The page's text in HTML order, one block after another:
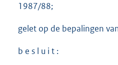
1987/88;
gelet op de bepalingen
b e s l u i t :